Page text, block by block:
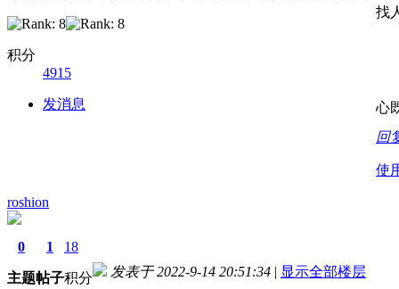
积分
4915
发消息
找
心
回
使
roshion
0
主题
1
帖子
18
积分 发表于 2022-9-14 20:51:34 | 显示全部楼层